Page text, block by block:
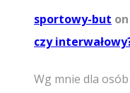
sportowy-but
czy
Wg mnie dla